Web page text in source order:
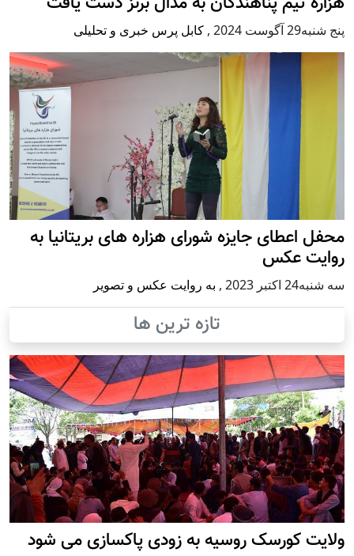
پنج شنبه29 آگوست 2024 ,کابل پرس خبری و تحلیلی
محفل اعطای جایزه شورای هزاره های بریتانیا به
روایت عکس
سه شنبه24 اكتبر 2023 ,به روایت عکس و تصویر
تازه ترین ها
ولایت کورسک روسیه به زودی پاکسازی می شود